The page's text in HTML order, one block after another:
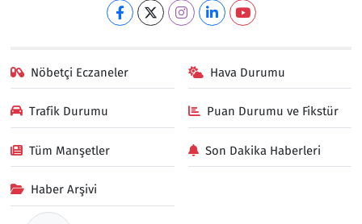
Nöbetçi Eczaneler Hava Durumu
Trafik Durumu Puan Durumu ve Fikstür
Tüm Manşetler Son Dakika Haberleri
Haber Arşivi